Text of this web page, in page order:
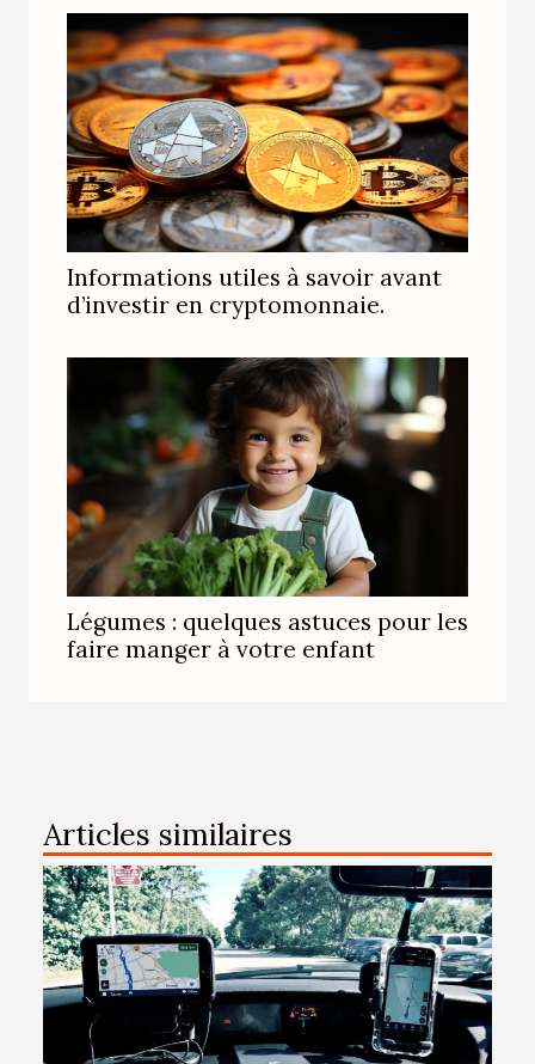
Informations utiles à savoir avant
d’investir en cryptomonnaie.
Légumes : quelques astuces pour les
faire manger à votre enfant
Articles similaires